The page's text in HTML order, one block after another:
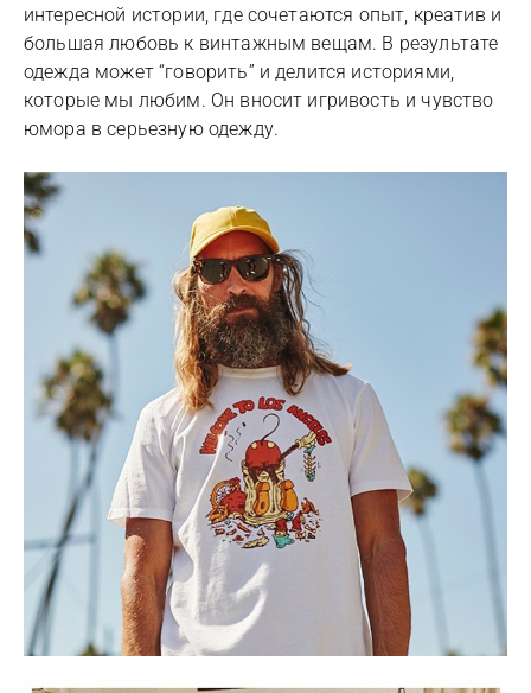
интересной истории, где сочетаются опыт, креатив и
большая любовь к винтажным вещам. В результате
одежда может “говорить” и делится историями,
которые мы любим. Он вносит игривость и чувство
юмора в серьезную одежду.